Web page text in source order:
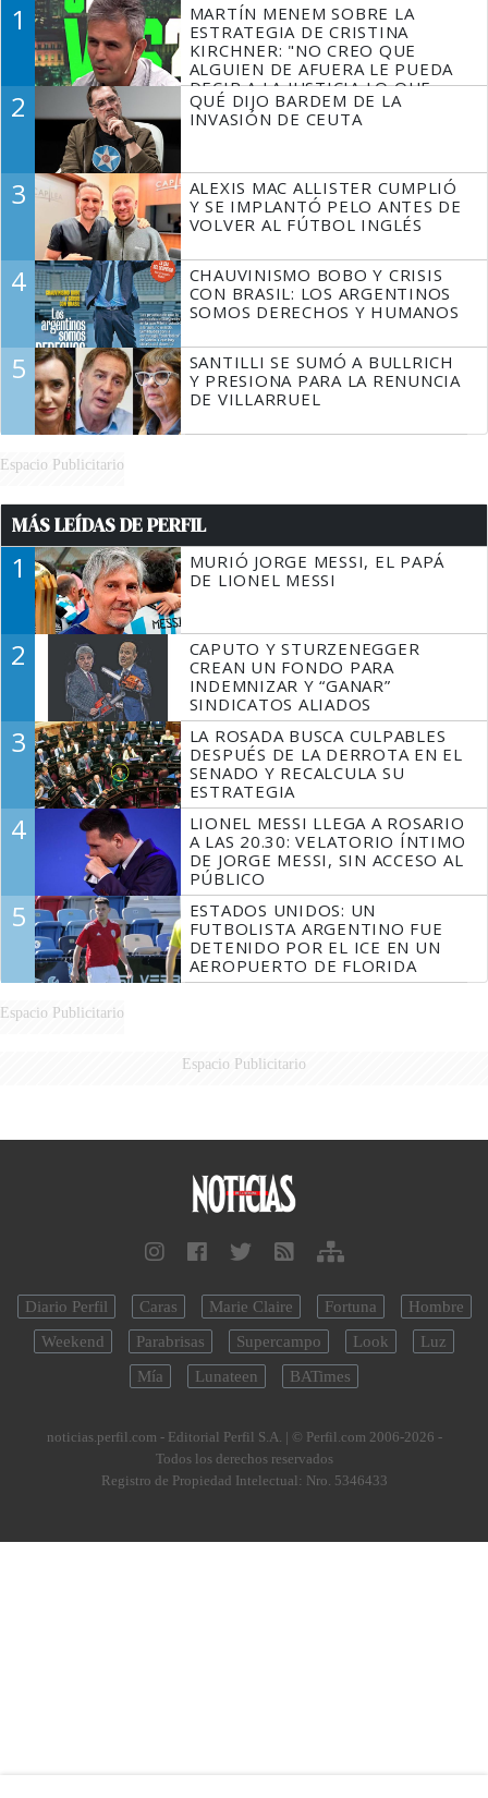
1
MARTÍN MENEM SOBRE LA
ESTRATEGIA DE CRISTINA
KIRCHNER: "NO CREO QUE
ALGUIEN DE AFUERA LE PUEDA
DECIR A LA JUSTICIA LO QUE
TIENE QUE HACER"
2
QUÉ DIJO BARDEM DE LA
INVASIÓN DE CEUTA
3
ALEXIS MAC ALLISTER CUMPLIÓ
Y SE IMPLANTÓ PELO ANTES DE
VOLVER AL FÚTBOL INGLÉS
4
CHAUVINISMO BOBO Y CRISIS
CON BRASIL: LOS ARGENTINOS
SOMOS DERECHOS Y HUMANOS
5
SANTILLI SE SUMÓ A BULLRICH
Y PRESIONA PARA LA RENUNCIA
DE VILLARRUEL
Espacio Publicitario
MÁS LEÍDAS DE PERFIL
1
MURIÓ JORGE MESSI, EL PAPÁ
DE LIONEL MESSI
2
CAPUTO Y STURZENEGGER
CREAN UN FONDO PARA
INDEMNIZAR Y “GANAR”
SINDICATOS ALIADOS
3
LA ROSADA BUSCA CULPABLES
DESPUÉS DE LA DERROTA EN EL
SENADO Y RECALCULA SU
ESTRATEGIA
4
LIONEL MESSI LLEGA A ROSARIO
A LAS 20.30: VELATORIO ÍNTIMO
DE JORGE MESSI, SIN ACCESO AL
PÚBLICO
5
ESTADOS UNIDOS: UN
FUTBOLISTA ARGENTINO FUE
DETENIDO POR EL ICE EN UN
AEROPUERTO DE FLORIDA
Espacio Publicitario
Espacio Publicitario
Diario Perfil Caras Marie Claire Fortuna
Hombre
Weekend
Parabrisas Supercampo Look
Luz
Mía
Lunateen BATimes
noticias.perfil.com - Editorial Perfil S.A. | © Perfil.com 2006-2026 -
Todos los derechos reservados
Registro de Propiedad Intelectual: Nro. 5346433